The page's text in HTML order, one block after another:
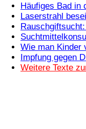
Häufiges Bad in
Laserstrahl
Wie man Kinder
Impfung gegen
Weitere Texte